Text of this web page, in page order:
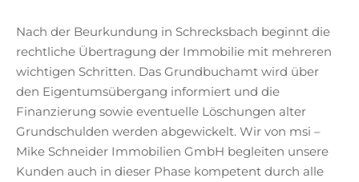
Nach der Beurkundung in Schrecksbach beginnt die
rechtliche Übertragung der Immobilie mit mehreren
wichtigen Schritten. Das Grundbuchamt wird über
den Eigentumsübergang informiert und die
Finanzierung sowie eventuelle Löschungen alter
Grundschulden werden abgewickelt. Wir von msi –
Mike Schneider Immobilien GmbH begleiten unsere
Kunden auch in dieser Phase kompetent durch alle